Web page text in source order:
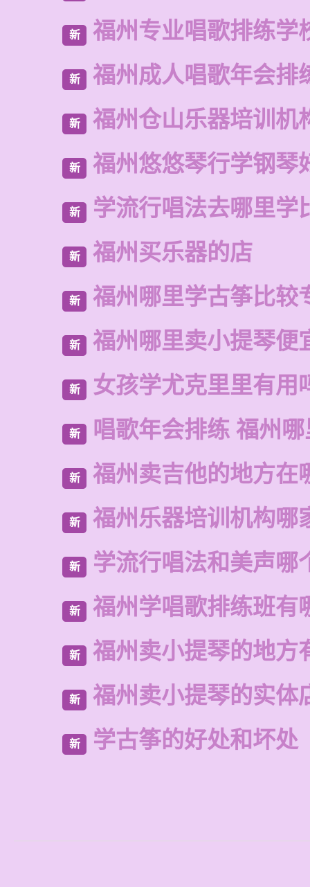
新 福州专业唱歌排练学
新 福州成人唱歌年会排
新 福州仓山乐器培训机
新 福州悠悠琴行学钢琴
新 学流行唱法去哪里学
新 福州买乐器的店
新 福州哪里学古筝比较
新 福州哪里卖小提琴便
新 女孩学尤克里里有用
新 唱歌年会排练 福州
新 福州卖吉他的地方在
新 福州乐器培训机构哪
新 学流行唱法和美声哪
新 福州学唱歌排练班有
新 福州卖小提琴的地方
新 福州卖小提琴的实体
新 学古筝的好处和坏处